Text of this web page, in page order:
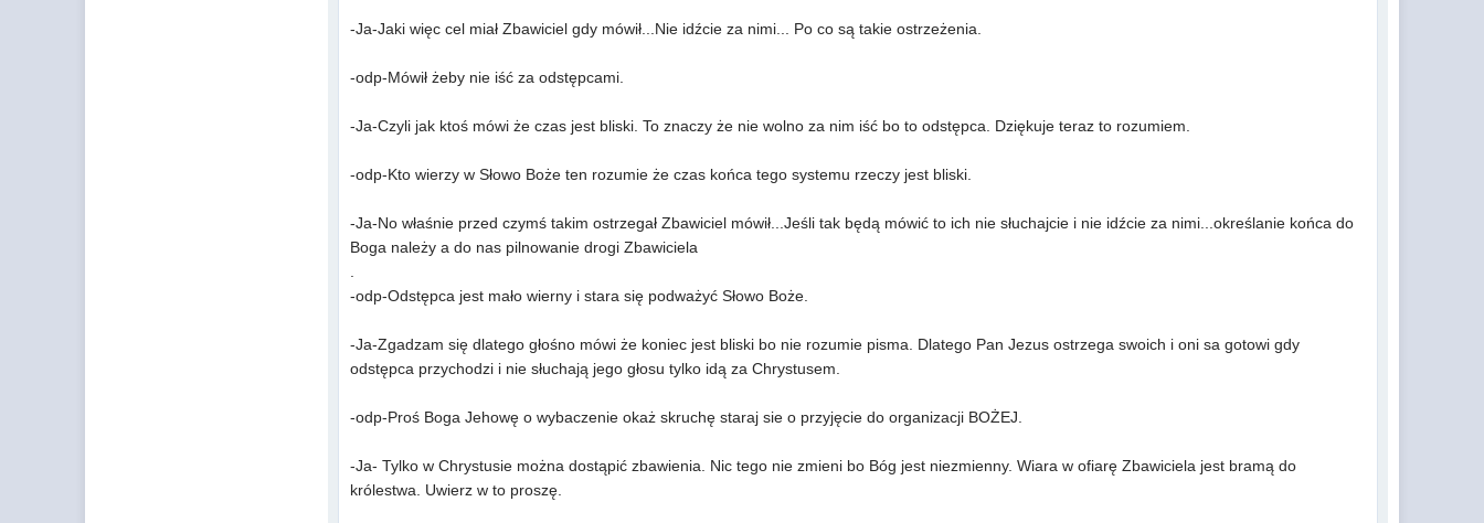
-Ja-Jaki więc cel miał Zbawiciel gdy mówił...Nie idźcie za nimi... Po co są takie ostrzeżenia.
-odp-Mówił żeby nie iść za odstępcami.
-Ja-Czyli jak ktoś mówi że czas jest bliski. To znaczy że nie wolno za nim iść bo to odstępca. Dziękuje teraz to rozumiem.
-odp-Kto wierzy w Słowo Boże ten rozumie że czas końca tego systemu rzeczy jest bliski.
-Ja-No właśnie przed czymś takim ostrzegał Zbawiciel mówił...Jeśli tak będą mówić to ich nie słuchajcie i nie idźcie za nimi...określanie końca do
Boga należy a do nas pilnowanie drogi Zbawiciela
-odp-Odstępca jest mało wierny i stara się podważyć Słowo Boże.
-Ja-Zgadzam się dlatego głośno mówi że koniec jest bliski bo nie rozumie pisma. Dlatego Pan Jezus ostrzega swoich i oni sa gotowi gdy
odstępca przychodzi i nie słuchają jego głosu tylko idą za Chrystusem.
-odp-Proś Boga Jehowę o wybaczenie okaż skruchę staraj sie o przyjęcie do organizacji BOŻEJ.
-Ja- Tylko w Chrystusie można dostąpić zbawienia. Nic tego nie zmieni bo Bóg jest niezmienny. Wiara w ofiarę Zbawiciela jest bramą do
królestwa. Uwierz w to proszę.